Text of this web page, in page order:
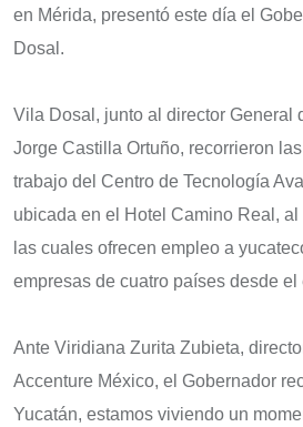
en Mérida, presentó este día el
Dosal.
Vila Dosal, junto al director General
Jorge Castilla Ortuño, recorrieron
trabajo del Centro de Tecnología
ubicada en el Hotel Camino Real,
las cuales ofrecen empleo a
empresas de cuatro países desde el
Ante Viridiana Zurita Zubieta,
Accenture México, el Gobernador
Yucatán, estamos viviendo un